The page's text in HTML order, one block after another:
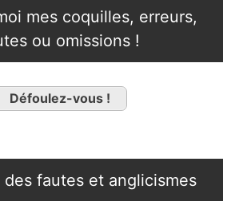
mes coquilles, erreurs,
ou omissions !
Défoulez-vous !
des fautes et anglicismes